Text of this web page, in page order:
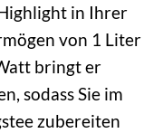
in Ihrer
von 1 Liter
bringt er
sodass Sie im
zubereiten